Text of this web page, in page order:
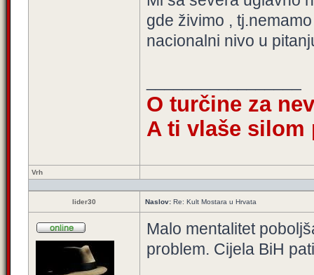
gde živimo ,
nacionalni nivo u
O turčine za
A ti vlaše silom
Vrh
lider30 Naslov: Re: Kult Mostara u Hrvata
Malo mentalitet
problem. Cijela BiH